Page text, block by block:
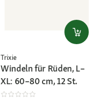
Trixie
Windeln für Rüden, L–
XL: 60–80 cm, 12 St.